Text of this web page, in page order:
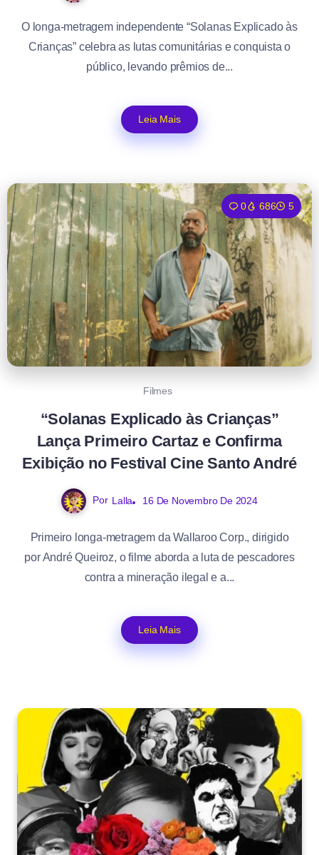
O longa-metragem independente “Solanas Explicado às
Crianças” celebra as lutas comunitárias e conquista o
público, levando prêmios de...
Leia Mais
0 686 5
Filmes
“Solanas Explicado às Crianças”
Lança Primeiro Cartaz e Confirma
Exibição no Festival Cine Santo André
Por Lalla 16 De Novembro De 2024
Primeiro longa-metragem da Wallaroo Corp., dirigido
por André Queiroz, o filme aborda a luta de pescadores
contra a mineração ilegal e a...
Leia Mais